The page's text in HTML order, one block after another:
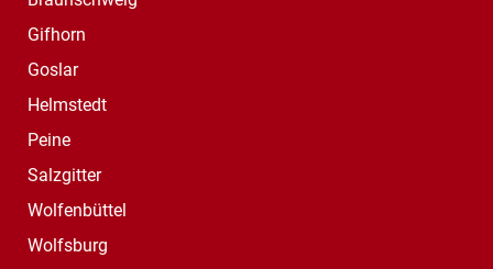
Gifhorn
Goslar
Helmstedt
Peine
Salzgitter
Wolfenbüttel
Wolfsburg